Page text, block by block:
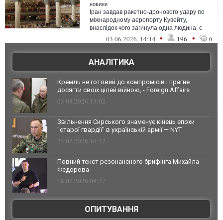
новини
Іран завдав ракетно-дронового удару по
міжнародному аеропорту Кувейту,
внаслідок чого загинула одна людина, є
поранені, а роботу аеропорту тимчасово
п...
03.06.2026, 14:14 • 196 • 0
АНАЛІТИКА
Кремль не готовий до компромісів і прагне
досягти своїх цілей війною, - Foreign Affairs
03.08.2026 13:02
Звільнення Сирського знаменує кінець епохи
"старої гвардії" в українській армії — NYT
23.07.2026 10:32
Повний текст резонансного брифінга Михайла
Федорова
18.07.2026 09:27
ОПИТУВАННЯ